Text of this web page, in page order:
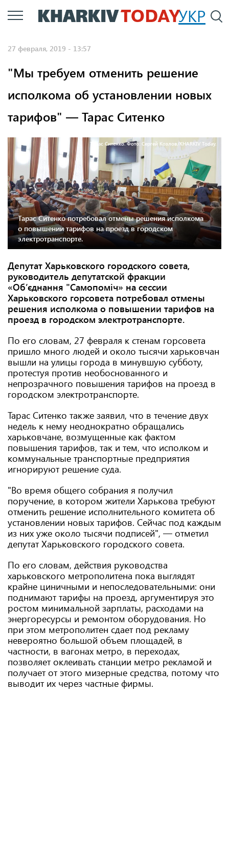
Перейти
к
УКР
27 февраля, 2019 - 13:57
"Мы требуем отменить решение
исполкома об установлении новых
тарифов" — Тарас Ситенко
Тарас Ситенко. Фото: Сергей Козлов/KHARKIV Today.
Тарас Ситенко потребовал отмены решения исполкома
о повышении тарифов на проезд в городском
электротранспорте.
Депутат Харьковского городского совета,
руководитель депутатской фракции
«Об’єднання "Самопоміч» на сессии
Харьковского горсовета потребовал отмены
решения исполкома о повышении тарифов на
проезд в городском электротранспорте.
По его словам, 27 февраля к стенам горсовета
пришло много людей и около тысячи харьковчан
вышли на улицы города в минувшую субботу,
протестуя против необоснованного и
непрозрачного повышения тарифов на проезд в
городском электротранспорте.
Тарас Ситенко также заявил, что в течение двух
недель к нему неоднократно обращались
харьковчане, возмущенные как фактом
повышения тарифов, так и тем, что исполком и
коммунальные транспортные предприятия
игнорируют решение суда.
"Во время общего собрания я получил
поручение, в котором жители Харькова требуют
отменить решение исполнительного комитета об
установлении новых тарифов. Сейчас под каждым
из них уже около тысячи подписей", — отметил
депутат Харьковского городского совета.
По его словам, действия руководства
харьковского метрополитена пока выглядят
крайне циничными и непоследовательными: они
поднимают тарифы на проезд, аргументируя это
ростом минимальной зарплаты, расходами на
энергоресурсы и ремонтом оборудования. Но
при этом метрополитен сдает под рекламу
невероятно большой объем площадей, в
частности, в вагонах метро, ​​в переходах,
позволяет оклеивать станции метро рекламой и
получает от этого мизерные средства, потому что
выводит их через частные фирмы.